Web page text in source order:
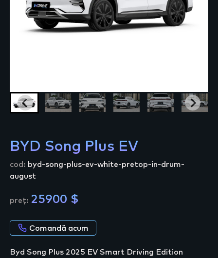
BYD Song Plus EV
cod: byd-song-plus-ev-white-pretop-in-drum-
august
preț: 25900 $
Comandă acum
Byd Song Plus 2025 EV Smart Driving Edition